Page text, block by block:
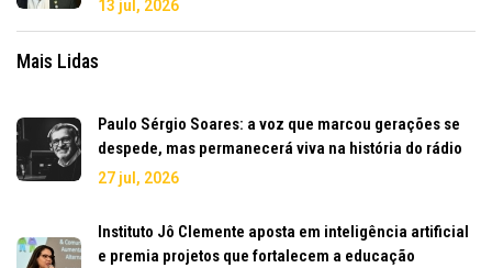
13 jul, 2026
Mais Lidas
Paulo Sérgio Soares: a voz que marcou gerações se
despede, mas permanecerá viva na história do rádio
27 jul, 2026
Instituto Jô Clemente aposta em inteligência artificial
e premia projetos que fortalecem a educação